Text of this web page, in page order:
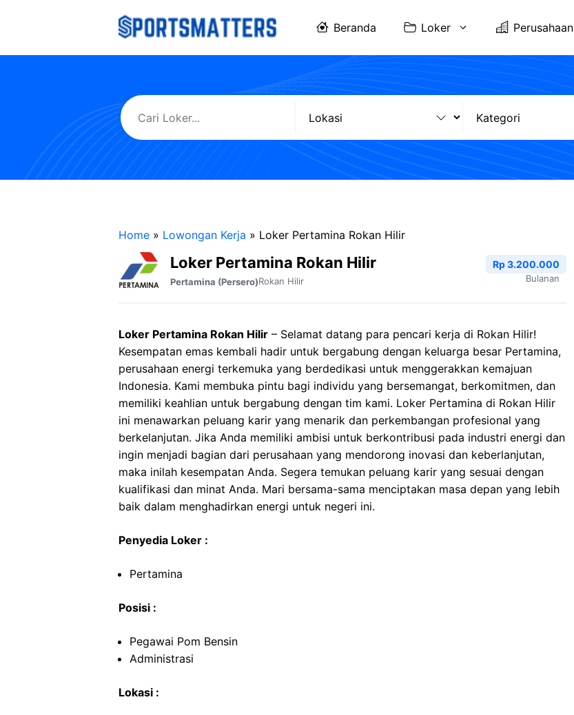
Beranda Loker Perusahaan
Home » Lowongan Kerja » Loker Pertamina Rokan Hilir
Loker Pertamina Rokan Hilir
Pertamina (Persero)Rokan Hilir
Rp 3.200.000
Bulanan
Loker Pertamina Rokan Hilir – Selamat datang para pencari kerja di Rokan Hilir!
Kesempatan emas kembali hadir untuk bergabung dengan keluarga besar Pertamina,
perusahaan energi terkemuka yang berdedikasi untuk menggerakkan kemajuan
Indonesia. Kami membuka pintu bagi individu yang bersemangat, berkomitmen, dan
memiliki keahlian untuk bergabung dengan tim kami. Loker Pertamina di Rokan Hilir
ini menawarkan peluang karir yang menarik dan perkembangan profesional yang
berkelanjutan. Jika Anda memiliki ambisi untuk berkontribusi pada industri energi dan
ingin menjadi bagian dari perusahaan yang mendorong inovasi dan keberlanjutan,
maka inilah kesempatan Anda. Segera temukan peluang karir yang sesuai dengan
kualifikasi dan minat Anda. Mari bersama-sama menciptakan masa depan yang lebih
baik dalam menghadirkan energi untuk negeri ini.
Penyedia Loker :
Pertamina
Posisi :
Pegawai Pom Bensin
Administrasi
Lokasi :